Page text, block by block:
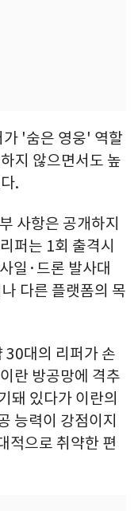
'숨은 영웅' 역할
지 않으면서도 높
.
사항은 공개하지
퍼는 1회 출격시
일·드론 발사대
다른 플랫폼의 목
30대의 리퍼가 손
란 방공망에 격추
돼 있다가 이란의
능력이 강점이지
적으로 취약한 편